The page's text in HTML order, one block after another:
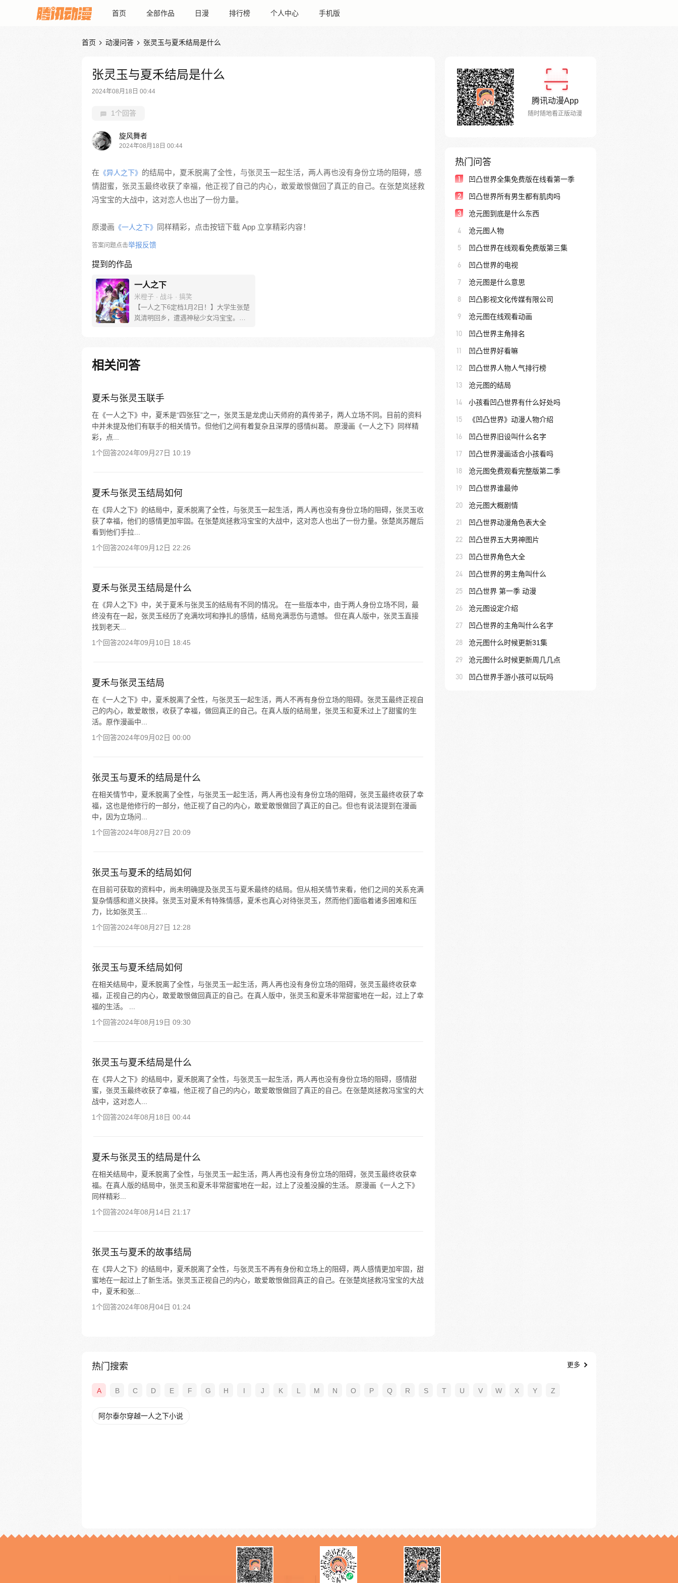
首页 全部作品 日漫 排行榜 个人中心 手机版
首页  动漫问答  张灵玉与夏禾结局是什么
张灵玉与夏禾结局是什么
2024年08月18日 00:44
1个回答
旋风舞者
2024年08月18日 00:44
在 《异人之下》 的结局中，夏禾脱离了全性，与张灵玉一起生活，两人再也没有身份立场的阻碍，感
情甜蜜，张灵玉最终收获了幸福，他正视了自己的内心，敢爱敢恨做回了真正的自己。在张楚岚拯救
冯宝宝的大战中，这对恋人也出了一份力量。
原漫画 《一人之下》 同样精彩，点击按钮下载 App 立享精彩内容！
答案问题点击举报反馈
提到的作品
一人之下
米橙子 · 战斗 · 搞笑
【一人之下6定档1月2日！】大学生张楚
岚清明回乡，遭遇神秘少女冯宝宝。素
己与爷爷身上的秘密，张楚岚的生活被
彻底颠覆，与冯宝宝一同踏上“异人”之
相关问答
夏禾与张灵玉联手
在《一人之下》中，夏禾是“四张狂”之一，张灵玉是龙虎山天师府的真传弟子，两人立场不同。目前的资料
中并未提及他们有联手的相关情节。但他们之间有着复杂且深厚的感情纠葛。 原漫画《一人之下》同样精
彩，点...
1个回答2024年09月27日 10:19
夏禾与张灵玉结局如何
在《异人之下》的结局中，夏禾脱离了全性，与张灵玉一起生活，两人再也没有身份立场的阻碍，张灵玉收
获了幸福，他们的感情更加牢固。在张楚岚拯救冯宝宝的大战中，这对恋人也出了一份力量。张楚岚苏醒后
看到他们手拉...
1个回答2024年09月12日 22:26
夏禾与张灵玉结局是什么
在《异人之下》中，关于夏禾与张灵玉的结局有不同的情况。 在一些版本中，由于两人身份立场不同，最
终没有在一起，张灵玉经历了充满坎坷和挣扎的感情，结局充满悲伤与遗憾。 但在真人版中，张灵玉直接
找到老天...
1个回答2024年09月10日 18:45
夏禾与张灵玉结局
在《一人之下》中，夏禾脱离了全性，与张灵玉一起生活，两人不再有身份立场的阻碍。张灵玉最终正视自
己的内心，敢爱敢恨，收获了幸福，做回真正的自己。在真人版的结局里，张灵玉和夏禾过上了甜蜜的生
活。原作漫画中...
1个回答2024年09月02日 00:00
张灵玉与夏禾的结局是什么
在相关情节中，夏禾脱离了全性，与张灵玉一起生活，两人再也没有身份立场的阻碍，张灵玉最终收获了幸
福，这也是他修行的一部分，他正视了自己的内心，敢爱敢恨做回了真正的自己。但也有说法提到在漫画
中，因为立场问...
1个回答2024年08月27日 20:09
张灵玉与夏禾的结局如何
在目前可获取的资料中，尚未明确提及张灵玉与夏禾最终的结局。但从相关情节来看，他们之间的关系充满
复杂情感和道义抉择。张灵玉对夏禾有特殊情感，夏禾也真心对待张灵玉，然而他们面临着诸多困难和压
力，比如张灵玉...
1个回答2024年08月27日 12:28
张灵玉与夏禾结局如何
在相关结局中，夏禾脱离了全性，与张灵玉一起生活，两人再也没有身份立场的阻碍，张灵玉最终收获幸
福，正视自己的内心，敢爱敢恨做回真正的自己。在真人版中，张灵玉和夏禾非常甜蜜地在一起，过上了幸
福的生活。 ...
1个回答2024年08月19日 09:30
张灵玉与夏禾结局是什么
在《异人之下》的结局中，夏禾脱离了全性，与张灵玉一起生活，两人再也没有身份立场的阻碍，感情甜
蜜，张灵玉最终收获了幸福，他正视了自己的内心，敢爱敢恨做回了真正的自己。在张楚岚拯救冯宝宝的大
战中，这对恋人...
1个回答2024年08月18日 00:44
夏禾与张灵玉的结局是什么
在相关结局中，夏禾脱离了全性，与张灵玉一起生活，两人再也没有身份立场的阻碍，张灵玉最终收获幸
福。在真人版的结局中，张灵玉和夏禾非常甜蜜地在一起，过上了没羞没臊的生活。 原漫画《一人之下》
同样精彩...
1个回答2024年08月14日 21:17
张灵玉与夏禾的故事结局
在《异人之下》的结局中，夏禾脱离了全性，与张灵玉不再有身份和立场上的阻碍，两人感情更加牢固，甜
蜜地在一起过上了新生活。张灵玉正视自己的内心，敢爱敢恨做回真正的自己。在张楚岚拯救冯宝宝的大战
中，夏禾和张...
1个回答2024年08月04日 01:24
腾讯动漫App
随时随地看正版动漫
热门问答
1 凹凸世界全集免费版在线看第一季
2 凹凸世界所有男生都有肌肉吗
3 沧元图到底是什么东西
4 沧元图人物
5 凹凸世界在线观看免费版第三集
6 凹凸世界的电视
7 沧元图是什么意思
8 凹凸影视文化传媒有限公司
9 沧元图在线观看动画
10 凹凸世界主角排名
11 凹凸世界好看嘛
12 凹凸世界人物人气排行榜
13 沧元图的结局
14 小孩看凹凸世界有什么好处吗
15 《凹凸世界》动漫人物介绍
16 凹凸世界旧设叫什么名字
17 凹凸世界漫画适合小孩看吗
18 沧元图免费观看完整版第二季
19 凹凸世界谁最帅
20 沧元图大概剧情
21 凹凸世界动漫角色表大全
22 凹凸世界五大男神图片
23 凹凸世界角色大全
24 凹凸世界的男主角叫什么
25 凹凸世界 第一季 动漫
26 沧元图设定介绍
27 凹凸世界的主角叫什么名字
28 沧元图什么时候更新31集
29 沧元图什么时候更新周几几点
30 凹凸世界手游小孩可以玩吗
热门搜索 更多
A B C D E F G H I J K L M N O P Q R S T U V W X Y Z
阿尔泰尔穿越一人之下小说